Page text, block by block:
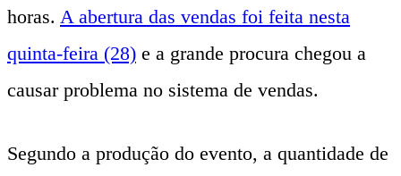
horas. A abertura das vendas foi feita nesta
quinta-feira (28) e a grande procura chegou a
causar problema no sistema de vendas.
Segundo a produção do evento, a quantidade de